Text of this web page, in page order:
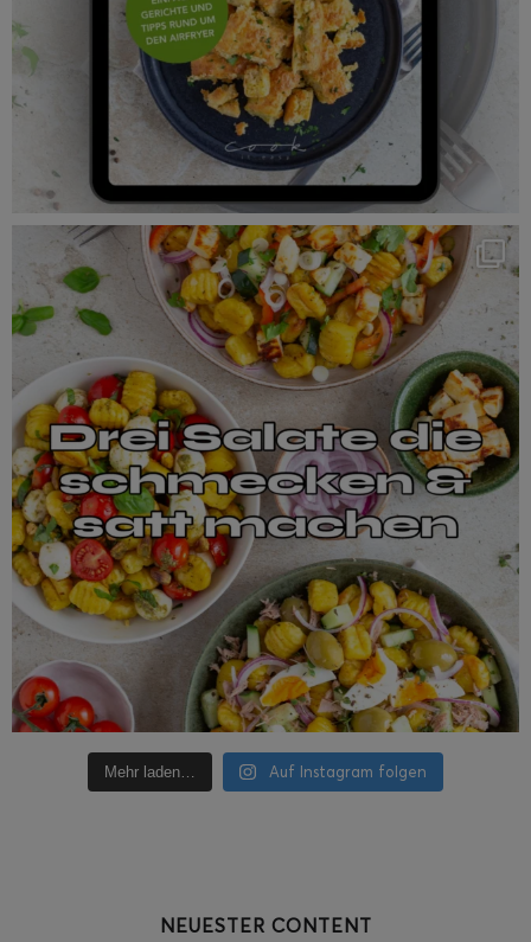
Mehr laden… Auf Instagram folgen
NEUESTER CONTENT